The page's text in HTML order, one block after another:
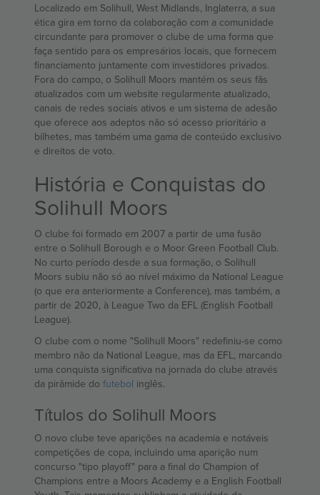
Localizado em Solihull, West Midlands, Inglaterra, a sua
ética gira em torno da colaboração com a comunidade
circundante para promover o clube de uma forma que
faça sentido para os empresários locais, que fornecem
financiamento juntamente com investidores privados.
Fora do campo, o Solihull Moors mantém os seus fãs
atualizados com um website regularmente atualizado,
canais de redes sociais ativos e um sistema de adesão
que oferece aos adeptos não só acesso prioritário a
bilhetes, mas também uma gama de conteúdo exclusivo
e direitos de voto.
História e Conquistas do
Solihull Moors
O clube foi formado em 2007 a partir de uma fusão
entre o Solihull Borough e o Moor Green Football Club.
No curto período desde a sua formação, o Solihull
Moors subiu não só ao nível máximo da National League
(o que era anteriormente a Conference), mas também, a
partir de 2020, à League Two da EFL (English Football
League).
O clube com o nome "Solihull Moors" redefiniu-se como
membro não da National League, mas da EFL, marcando
uma conquista significativa na jornada do clube através
da pirâmide do futebol inglês.
Títulos do Solihull Moors
O novo clube teve aparições na academia e notáveis
competições de copa, incluindo uma aparição num
concurso "tipo playoff" para a final do Champion of
Champions entre a Moors Academy e a English Football